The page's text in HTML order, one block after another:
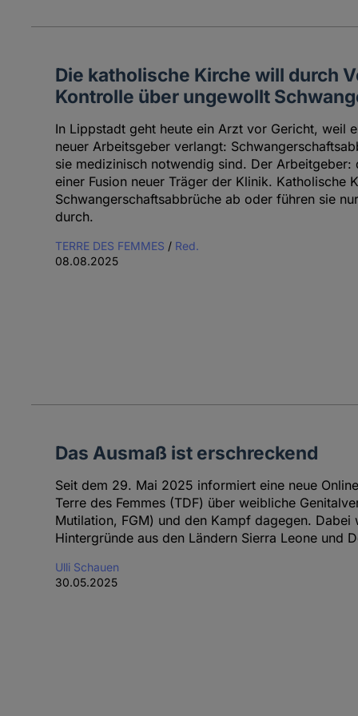
Die katholische Kirche will durch
Kontrolle über ungewollt
In Lippstadt geht heute ein Arzt vor Gericht, weil
neuer Arbeitsgeber verlangt:
sie medizinisch notwendig sind. Der Arbeitgeber:
einer Fusion neuer Träger der Klinik. Katholische
Schwangerschaftsabbrüche ab oder führen sie
durch.
TERRE DES FEMMES / Red.
08.08.2025
Das Ausmaß ist erschreckend
Seit dem 29. Mai 2025 informiert eine neue
Terre des Femmes (TDF) über weibliche
Mutilation, FGM) und den Kampf dagegen. Dabei
Hintergründe aus den Ländern Sierra Leone und
Ulli Schauen
30.05.2025